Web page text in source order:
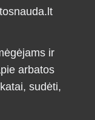
ir
arbatos
sudėti,